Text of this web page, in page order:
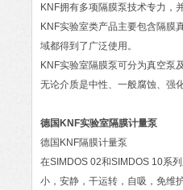
KNF拥有多项隔膜泵技术专力，
KNF实验室类产品主要包含隔膜
域都得到了广泛使用。
KNF实验室隔膜泵可分为真空泵
无论介质是中性、一般腐蚀、强
德国KNF实验室隔膜计量泵
德国KNF隔膜计量泵
在SIMDOS 02和SIMDOS 10系
小，安静，干运转，自吸，免维